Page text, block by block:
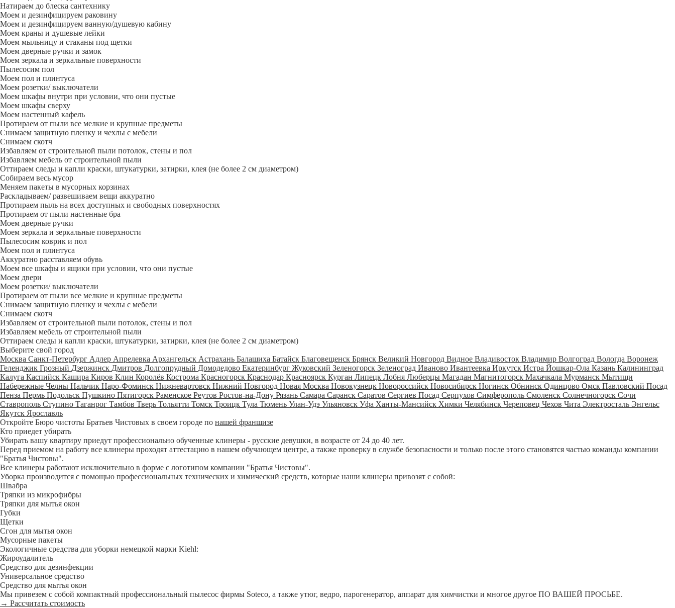
Натираем до блеска сантехнику
Моем и дезинфицируем раковину
Моем и дезинфицируем ванную/душевую кабину
Моем краны и душевые лейки
Моем мыльницу и стаканы под щетки
Моем дверные ручки и замок
Моем зеркала и зеркальные поверхности
Пылесосим пол
Моем пол и плинтуса
Моем розетки/ выключатели
Моем шкафы внутри при условии, что они пустые
Моем шкафы сверху
Моем настенный кафель
Протираем от пыли все мелкие и крупные предметы
Снимаем защитную пленку и чехлы с мебели
Снимаем скотч
Избавляем от строительной пыли потолок, стены и пол
Избавляем мебель от строительной пыли
Оттираем следы и капли краски, штукатурки, затирки, клея (не более 2 см диаметром)
Собираем весь мусор
Меняем пакеты в мусорных корзинах
Раскладываем/ развешиваем вещи аккуратно
Протираем пыль на всех доступных и свободных поверхностях
Протираем от пыли настенные бра
Моем дверные ручки
Моем зеркала и зеркальные поверхности
Пылесосим коврик и пол
Моем пол и плинтуса
Аккуратно расставляем обувь
Моем все шкафы и ящики при условии, что они пустые
Моем двери
Моем розетки/ выключатели
Протираем от пыли все мелкие и крупные предметы
Снимаем защитную пленку и чехлы с мебели
Снимаем скотч
Избавляем от строительной пыли потолок, стены и пол
Избавляем мебель от строительной пыли
Оттираем следы и капли краски, штукатурки, затирки, клея (не более 2 см диаметром)
Выберите свой город
Москва Санкт-Петербург Адлер Апрелевка Архангельск Астрахань Балашиха Батайск Благовещенск Брянск Великий Новгород Видное Владивосток Владимир Волгоград Вологда Воронеж
Геленджик Грозный Дзержинск Дмитров Долгопрудный Домодедово Екатеринбург Жуковский Зеленогорск Зеленоград Иваново Ивантеевка Иркутск Истра Йошкар-Ола Казань Калининград
Калуга Каспийск Кашира Киров Клин Королёв Кострома Красногорск Краснодар Красноярск Курган Липецк Лобня Люберцы Магадан Магнитогорск Махачкала Мурманск Мытищи
Набережные Челны Нальчик Наро-Фоминск Нижневартовск Нижний Новгород Новая Москва Новокузнецк Новороссийск Новосибирск Ногинск Обнинск Одинцово Омск Павловский Посад
Пенза Пермь Подольск Пушкино Пятигорск Раменское Реутов Ростов-на-Дону Рязань Самара Саранск Саратов Сергиев Посад Серпухов Симферополь Смоленск Солнечногорск Сочи
Ставрополь Ступино Таганрог Тамбов Тверь Тольятти Томск Троицк Тула Тюмень Улан-Удэ Ульяновск Уфа Ханты-Мансийск Химки Челябинск Череповец Чехов Чита Электросталь Энгельс
Якутск Ярославль
Откройте Бюро чистоты Братьев Чистовых в своем городе по нашей франшизе
Кто приедет убирать
Убирать вашу квартиру приедут профессионально обученные клинеры - русские девушки, в возрасте от 24 до 40 лет.
Перед приемом на работу все клинеры проходят аттестацию в нашем обучающем центре, а также проверку в службе безопасности и только после этого становятся частью команды компании
"Братья Чистовы".
Все клинеры работают исключительно в форме с логотипом компании "Братья Чистовы".
Уборка производится с помощью профессиональных технических и химический средств, которые наши клинеры привозят с собой:
Швабра
Тряпки из микрофибры
Тряпки для мытья окон
Губки
Щетки
Сгон для мытья окон
Мусорные пакеты
Экологичные средства для уборки немецкой марки Kiehl:
Жироудалитель
Средство для дезинфекции
Универсальное средство
Средство для мытья окон
Мы привезем с собой компактный профессиональный пылесос фирмы Soteco, а также утюг, ведро, парогенератор, аппарат для химчистки и многое другое ПО ВАШЕЙ ПРОСЬБЕ.
→ Рассчитать стоимость